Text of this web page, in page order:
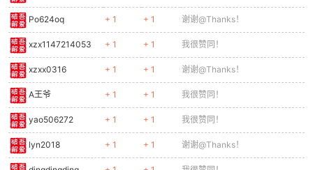
Po624oq + 1 + 1 谢谢@Thanks！
xzx1147214053 + 1 + 1 我很赞同！
xzxx0316 + 1 + 1 谢谢@Thanks！
A王爷 + 1 + 1 我很赞同！
yao506272 + 1 + 1 我很赞同！
lyn2018 + 1 + 1 谢谢@Thanks！